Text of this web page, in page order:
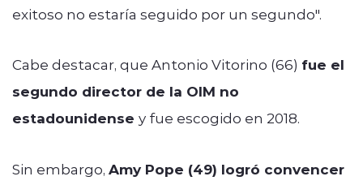
exitoso no estaría seguido por un segundo".
Cabe destacar, que Antonio Vitorino (66) fue el
segundo director de la OIM no
estadounidense y fue escogido en 2018.
Sin embargo, Amy Pope (49) logró convencer